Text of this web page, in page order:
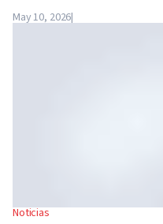
Amazon y NVIDIA, junto
May 10, 2026|
Noticias